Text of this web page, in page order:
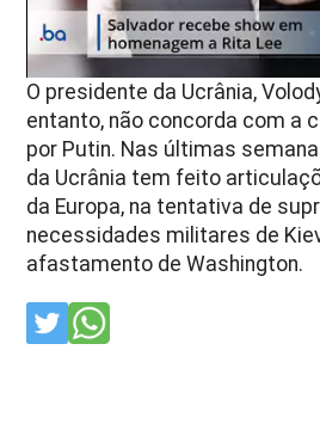
O presidente da Ucrânia,
entanto, não concorda com a
por Putin. Nas últimas
da Ucrânia tem feito
da Europa, na tentativa de
necessidades militares de
afastamento de Washington.